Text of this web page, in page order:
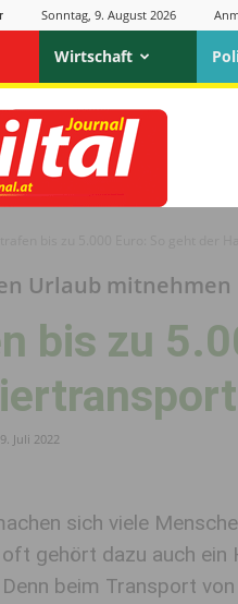
Sonntag, 9. August 2026
Wirtschaft
Urlaub mitnehmen
bis zu
Juli 2022
sich viele
gehört dazu auch
Denn beim Transport